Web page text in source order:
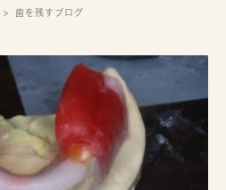
歯を残すブログ